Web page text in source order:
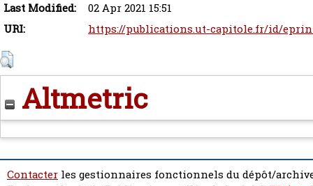
Last Modified:
02 Apr 2021 15:51
URI:
https://publications.ut-capitole.fr/id/
Altmetric
Contacter les gestionnaires fonctionnels du dépôt/